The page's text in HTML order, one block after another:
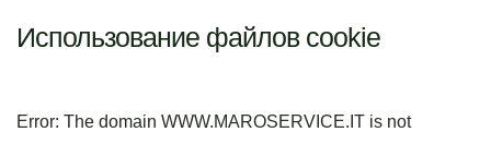
Использование файлов cookie
Error: The domain WWW.MAROSERVICE.IT is not